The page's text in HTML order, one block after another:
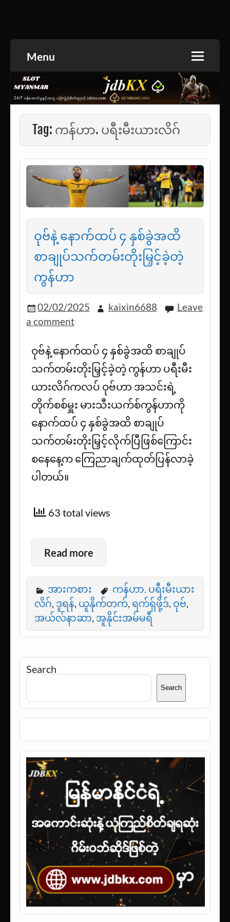
ဝတ္ထုတို
Menu
Tag: ကန်ဟာ. ပရီးမီးယားလိဂ်
ဝုဗ်နဲ့ နောက်ထပ် ၄ နှစ်ခွဲအထိ
စာချုပ်သက်တမ်းတိုးမြှင့်ခဲ့တဲ့
ကွန်ဟာ
02/02/2025 kaixin6688
Leave
a comment
ဝုဗ်နဲ့ နောက်ထပ် ၄ နှစ်ခွဲအထိ စာချုပ်
သက်တမ်းတိုးမြှင့်ခဲ့တဲ့ ကွန်ဟာ ပရီးမီး
ယားလိဂ်ကလပ် ဝုဗ်ဟာ အသင်းရဲ့
တိုက်စစ်မှူး မားသီးယက်စ်ကွန်ဟာကို
နောက်ထပ် ၄ နှစ်ခွဲအထိ စာချုပ်
သက်တမ်းတိုးမြှင့်လိုက်ပြီဖြစ်ကြောင်း
စနေနေ့က ကြေညာချက်ထုတ်ပြန်လာခဲ့
ပါတယ်။
63 total views
Read more
အားကစား
ကန်ဟာ. ပရီးမီးယား
လိဂ်, ဒူရန်, ယူနိုက်တက်, ရက်ရှ်ဖို့ဒ်, ဝုဗ်,
အယ်လ်နာဆာ, အူနိုင်းအမ်မရီ
Search
Search